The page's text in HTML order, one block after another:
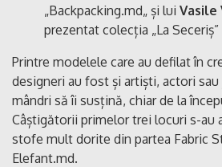
„Backpacking.md„ și lui Vasile
prezentat colecția „La
Printre modelele care au defilat în
designeri au fost și artiști, actori
mândri să îi susțină, chiar de la
Câștigătorii primelor trei locuri s-au
stofe mult dorite din partea Fabric
Elefant.md.